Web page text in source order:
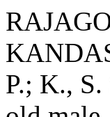
P.; K.,